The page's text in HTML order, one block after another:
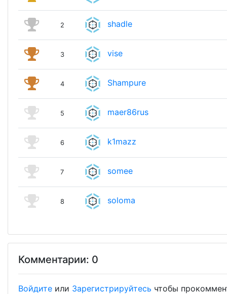
2 shadle
3 vise
4 Shampure
5 maer86rus
6 k1mazz
7 somee
8 soloma
Комментарии: 0
Войдите или Зарегистрируйтесь чтобы